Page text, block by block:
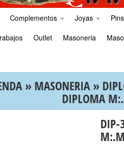
Complementos Joyas
Pins
Outlet Masoneria
» MASONERIA »
DIPLOMA
DIP-